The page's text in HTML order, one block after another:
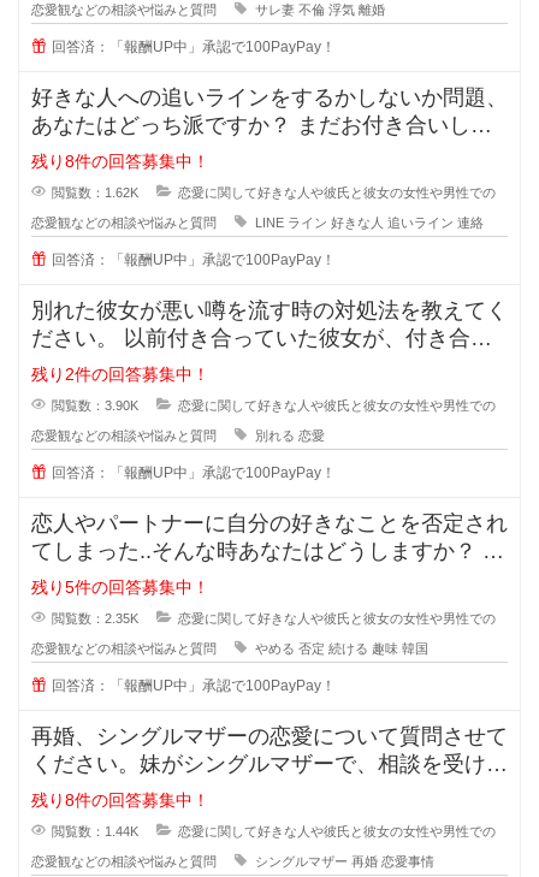
恋愛観などの相談や悩みと質問 サレ妻 不倫 浮気 離婚
回答済：「報酬UP中」承認で100PayPay！
好きな人への追いラインをするかしないか問題、
あなたはどっち派ですか？ まだお付き合いして
いない段階での好きな人への
残り8件の回答募集中！
閲覧数：1.62K 恋愛に関して好きな人や彼氏と彼女の女性や男性での
恋愛観などの相談や悩みと質問 LINE ライン 好きな人 追いライン 連絡
回答済：「報酬UP中」承認で100PayPay！
別れた彼女が悪い噂を流す時の対処法を教えてく
ださい。 以前付き合っていた彼女が、付き合っ
ている時のことを周囲に平気
残り2件の回答募集中！
閲覧数：3.90K 恋愛に関して好きな人や彼氏と彼女の女性や男性での
恋愛観などの相談や悩みと質問 別れる 恋愛
回答済：「報酬UP中」承認で100PayPay！
恋人やパートナーに自分の好きなことを否定され
てしまった..そんな時あなたはどうしますか？ 私
は元々韓国が好きで、韓
残り5件の回答募集中！
閲覧数：2.35K 恋愛に関して好きな人や彼氏と彼女の女性や男性での
恋愛観などの相談や悩みと質問 やめる 否定 続ける 趣味 韓国
回答済：「報酬UP中」承認で100PayPay！
再婚、シングルマザーの恋愛について質問させて
ください。妹がシングルマザーで、相談を受けた
のですが私も悩んでおり、皆さんの
残り8件の回答募集中！
閲覧数：1.44K 恋愛に関して好きな人や彼氏と彼女の女性や男性での
恋愛観などの相談や悩みと質問 シングルマザー 再婚 恋愛事情